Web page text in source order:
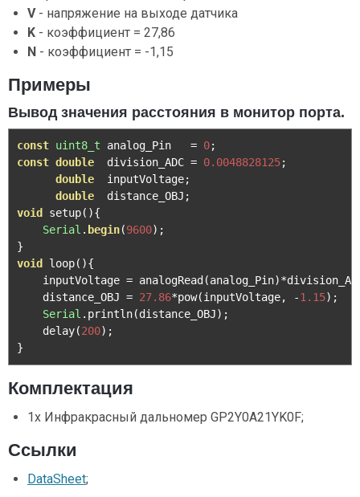
V- напряжение на выходе датчика
K - коэффициент = 27,86
N - коэффициент = -1,15
Примеры
Вывод значения расстояния в монитор порта.
const uint8_t analog_Pin = 0;
const double
  division_ADC
= 0.0048828125;
double
  inputVoltage
;
double
  distance_OBJ
;
void
setup(){
Serial . begin(9600);
}
void
loop(){
    inputVoltage
= analogRead (analog_Pin)*
    distance_OBJ
= 27.86*pow(inputVoltage, -1.15);
Serial . println(distance_OBJ);
    delay
(200);
}
Комплектация
1x Инфракрасный дальномер GP2Y0A21YK0F;
Ссылки
DataSheet;